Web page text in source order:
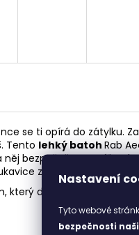
Nastavení
Tyto webové
bezpečnosti
se ti opírá do zátylku.
Tento lehký batohRab
něj bezpečně upevníš
zastrčíš do
který díky přiléhavé a